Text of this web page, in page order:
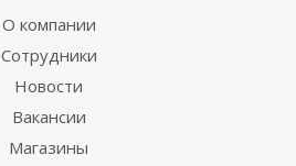
О компании
Сотрудники
Новости
Вакансии
Магазины